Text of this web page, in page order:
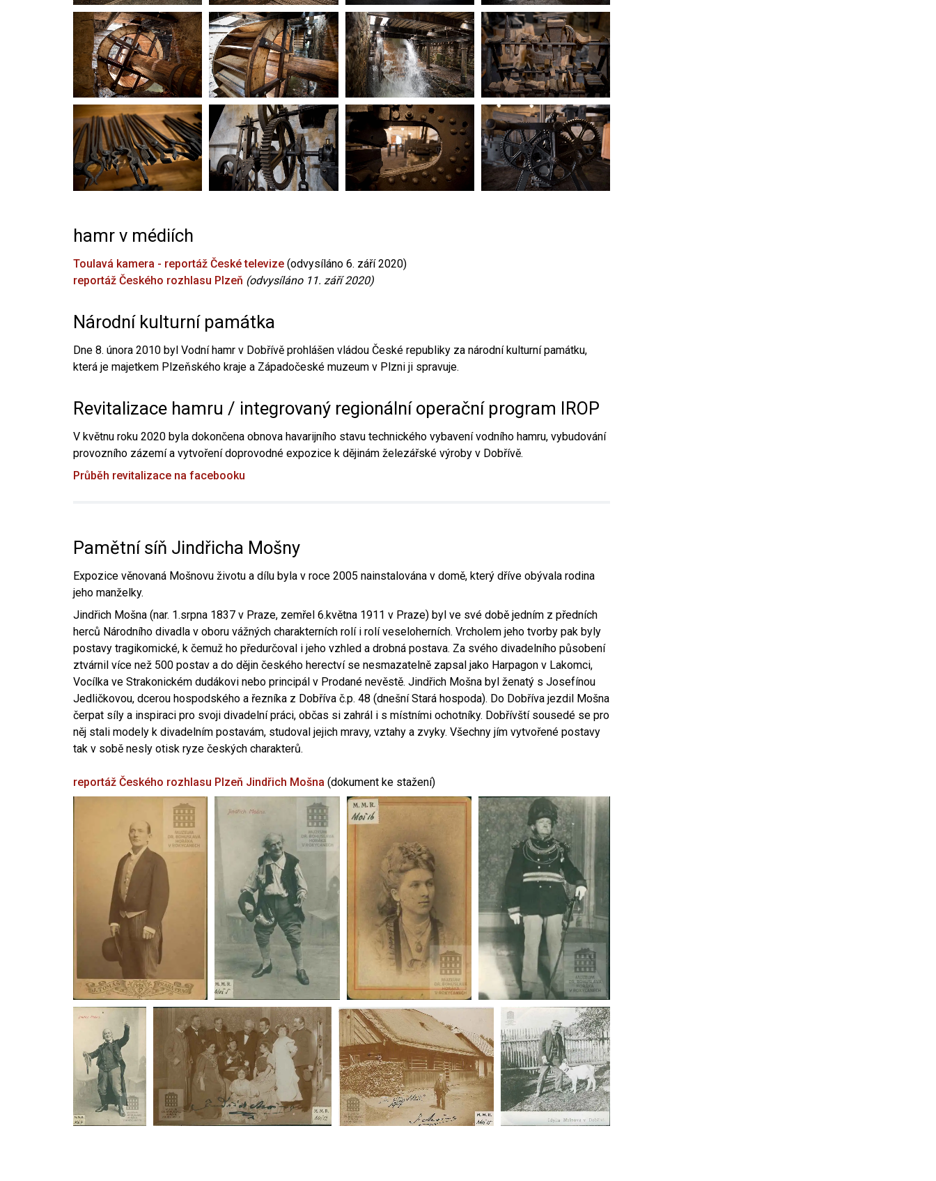
hamr v médiích
Toulavá kamera - reportáž České televize (odvysíláno 6. září 2020)
reportáž Českého rozhlasu Plzeň (odvysíláno 11. září 2020)
Národní kulturní památka
Dne 8. února 2010 byl Vodní hamr v Dobřívě prohlášen vládou České republiky za národní kulturní památku,
která je majetkem Plzeňského kraje a Západočeské muzeum v Plzni ji spravuje.
Revitalizace hamru / integrovaný regionální operační program IROP
V květnu roku 2020 byla dokončena obnova havarijního stavu technického vybavení vodního hamru, vybudování
provozního zázemí a vytvoření doprovodné expozice k dějinám železářské výroby v Dobřívě.
Průběh revitalizace na facebooku
Pamětní síň Jindřicha Mošny
Expozice věnovaná Mošnovu životu a dílu byla v roce 2005 nainstalována v domě, který dříve obývala rodina
jeho manželky.
Jindřich Mošna (nar. 1.srpna 1837 v Praze, zemřel 6.května 1911 v Praze) byl ve své době jedním z předních
herců Národního divadla v oboru vážných charakterních rolí i rolí veseloherních. Vrcholem jeho tvorby pak byly
postavy tragikomické, k čemuž ho předurčoval i jeho vzhled a drobná postava. Za svého divadelního působení
ztvárnil více než 500 postav a do dějin českého herectví se nesmazatelně zapsal jako Harpagon v Lakomci,
Vocílka ve Strakonickém dudákovi nebo principál v Prodané nevěstě. Jindřich Mošna byl ženatý s Josefínou
Jedličkovou, dcerou hospodského a řezníka z Dobříva č.p. 48 (dnešní Stará hospoda). Do Dobříva jezdil Mošna
čerpat síly a inspiraci pro svoji divadelní práci, občas si zahrál i s místními ochotníky. Dobřívští sousedé se pro
něj stali modely k divadelním postavám, studoval jejich mravy, vztahy a zvyky. Všechny jím vytvořené postavy
tak v sobě nesly otisk ryze českých charakterů.
reportáž Českého rozhlasu Plzeň Jindřich Mošna (dokument ke stažení)